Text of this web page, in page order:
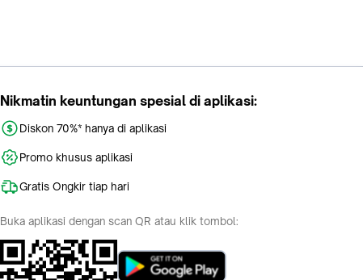
Nikmatin keuntungan spesial di aplikasi:
Diskon 70%* hanya di aplikasi
Promo khusus aplikasi
Gratis Ongkir tiap hari
Buka aplikasi dengan scan QR atau klik tombol: